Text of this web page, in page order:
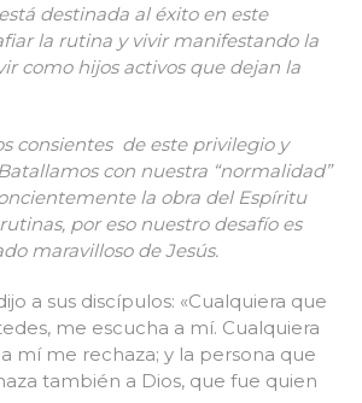
destinada al éxito en este
la rutina y vivir manifestando la
como hijos activos que dejan la
consientes de este privilegio y
con nuestra “normalidad”
la obra del Espíritu
por eso nuestro desafío es
maravilloso de Jesús.
a sus discípulos: «Cualquiera que
me escucha a mí. Cualquiera
mí me rechaza; y la persona que
también a Dios, que fue quien